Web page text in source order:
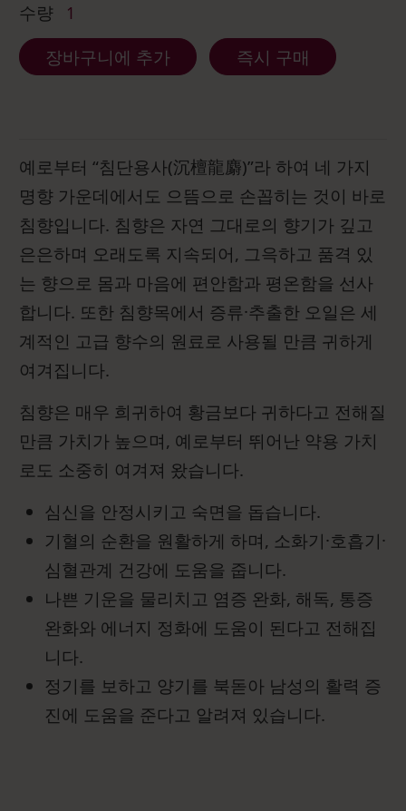
수량
1
장바구니에 추가 즉시 구매
예로부터 “침단용사(沉檀龍麝)”라 하여 네 가지
명향 가운데에서도 으뜸으로 손꼽히는 것이 바로
침향입니다. 침향은 자연 그대로의 향기가 깊고
은은하며 오래도록 지속되어, 그윽하고 품격 있
는 향으로 몸과 마음에 편안함과 평온함을 선사
합니다. 또한 침향목에서 증류·추출한 오일은 세
계적인 고급 향수의 원료로 사용될 만큼 귀하게
여겨집니다.
침향은 매우 희귀하여 황금보다 귀하다고 전해질
만큼 가치가 높으며, 예로부터 뛰어난 약용 가치
로도 소중히 여겨져 왔습니다.
심신을 안정시키고 숙면을 돕습니다.
기혈의 순환을 원활하게 하며, 소화기·호흡기·
심혈관계 건강에 도움을 줍니다.
나쁜 기운을 물리치고 염증 완화, 해독, 통증
완화와 에너지 정화에 도움이 된다고 전해집
니다.
정기를 보하고 양기를 북돋아 남성의 활력 증
진에 도움을 준다고 알려져 있습니다.